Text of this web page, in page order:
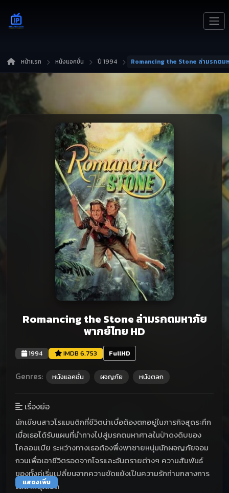
หน้าแรก หนังแอคชั่น ปี 1994
Romancing the Stone ล่ามรกตมหาภัย
พากย์ไทย HD
1994 IMDB 6.753 FullHD
Genres: หนังแอคชั่น ผจญภัย หนังตลก
เรื่องย่อ
นักเขียนสาวโรแมนติกที่ชีวิตน่าเบื่อต้องตกอยู่ในภารกิจสุดระทึก
เมื่อเธอได้รับแผนที่นำทางไปสู่มรกตมหาศาลในป่าดงดิบของ
โคลอมเบีย ระหว่างทางเธอต้องพึ่งพาชายหนุ่มนักผจญภัยจอม
กวนเพื่อเอาชีวิตรอดจากโจรและอันตรายต่างๆ ความสัมพันธ์
ของทั้งคู่เริ่มเปลี่ยนจากความขัดแย้งเป็นความรักท่ามกลางการ
ไล่ล่าที่ดุเดือด
แสดงเพิ่ม